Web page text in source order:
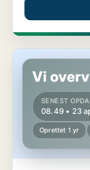
Butik i København S
Vi
SENEST
08.49 • 23
Oprettet 1 yr